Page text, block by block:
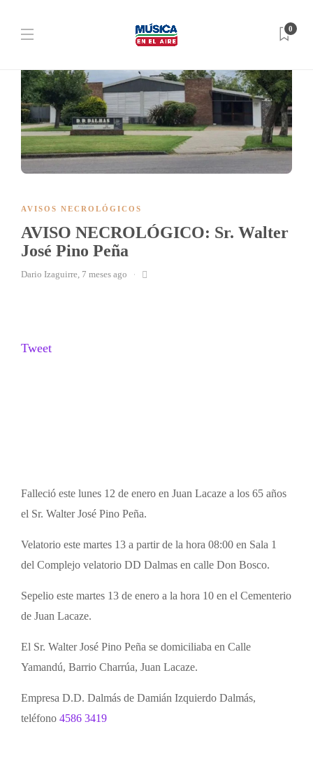
0
AVISOS NECROLÓGICOS
AVISO NECROLÓGICO: Sr. Walter
José Pino Peña
Dario Izaguirre, 7 meses ago
Tweet
Falleció este lunes 12 de enero en Juan Lacaze a los 65 años
el Sr. Walter José Pino Peña.
Velatorio este martes 13 a partir de la hora 08:00 en Sala 1
del Complejo velatorio DD Dalmas en calle Don Bosco.
Sepelio este martes 13 de enero a la hora 10 en el Cementerio
de Juan Lacaze.
El Sr. Walter José Pino Peña se domiciliaba en Calle
Yamandú, Barrio Charrúa, Juan Lacaze.
Empresa D.D. Dalmás de Damián Izquierdo Dalmás,
teléfono 4586 3419